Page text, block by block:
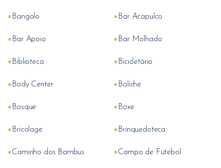
• Bangolo • Bar Acapulco
• Bar Apoio • Bar Molhado
• Biblioteca • Bicicletário
• Body Center • Boliche
• Bosque • Boxe
• Bricolage • Brinquedoteca
•Caminho dos Bambus •Campo de Futebol